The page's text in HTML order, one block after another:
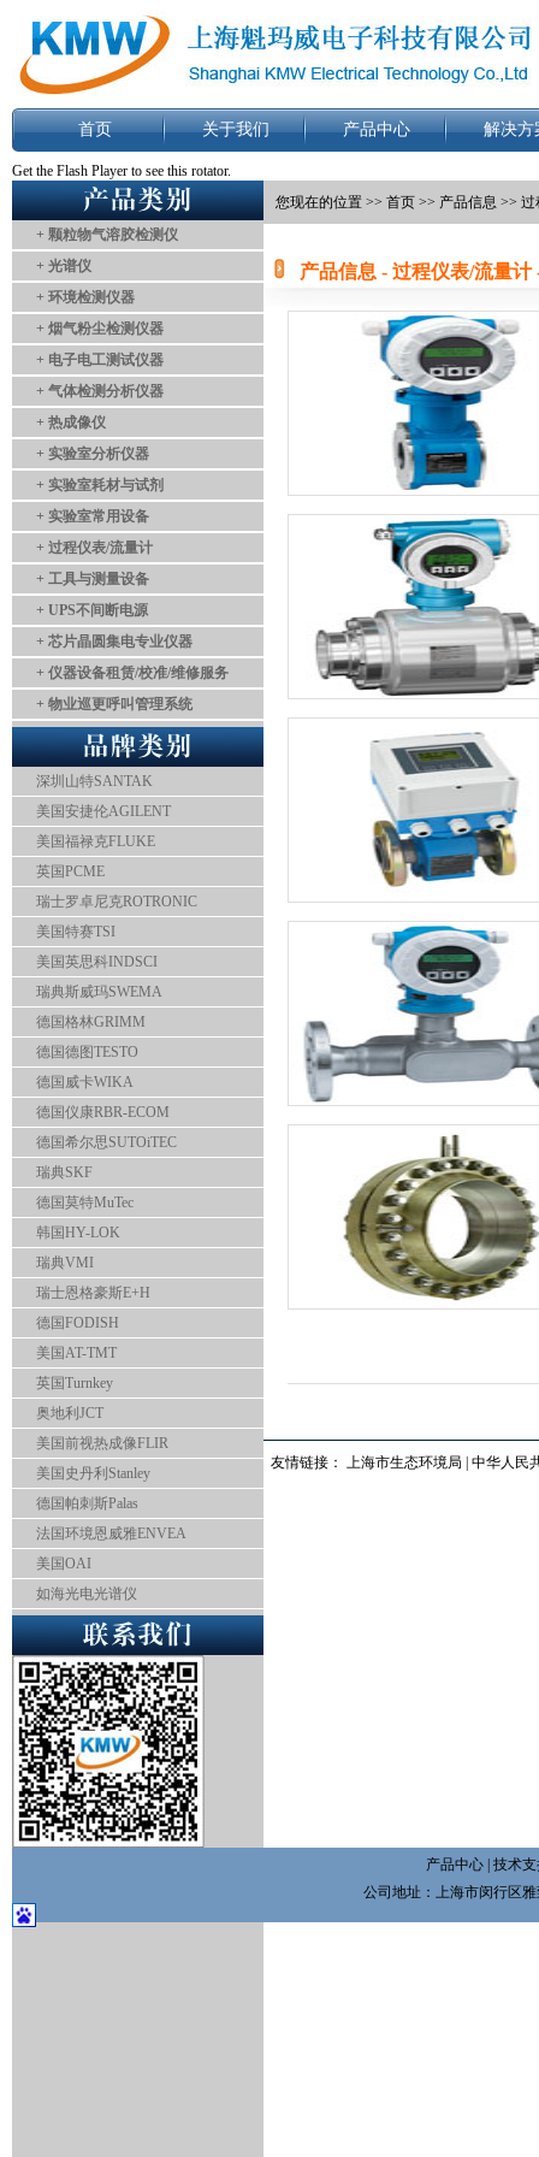
首页 关于我们 产品中心 解决方
Get the Flash Player to see this rotator.
+ 颗粒物气溶胶检测仪
+ 光谱仪
+ 环境检测仪器
+ 烟气粉尘检测仪器
+ 电子电工测试仪器
+ 气体检测分析仪器
+ 热成像仪
+ 实验室分析仪器
+ 实验室耗材与试剂
+ 实验室常用设备
+ 过程仪表/流量计
+ 工具与测量设备
+ UPS不间断电源
+ 芯片晶圆集电专业仪器
+ 仪器设备租赁/校准/维修服务
+ 物业巡更呼叫管理系统
深圳山特SANTAK
美国安捷伦AGILENT
美国福禄克FLUKE
英国PCME
瑞士罗卓尼克ROTRONIC
美国特赛TSI
美国英思科INDSCI
瑞典斯威玛SWEMA
德国格林GRIMM
德国德图TESTO
德国威卡WIKA
德国仪康RBR-ECOM
德国希尔思SUTOiTEC
瑞典SKF
德国莫特MuTec
韩国HY-LOK
瑞典VMI
瑞士恩格豪斯E+H
德国FODISH
美国AT-TMT
英国Turnkey
奥地利JCT
美国前视热成像FLIR
美国史丹利Stanley
德国帕刺斯Palas
法国环境恩威雅ENVEA
美国OAI
如海光电光谱仪
您现在的位置 >> 首页 >> 产品信息 >> 过
产品信息 - 过程仪表/流量计
友情链接： 上海市生态环境局 中华人民
产品中心 技术
公司地址：上海市闵行区